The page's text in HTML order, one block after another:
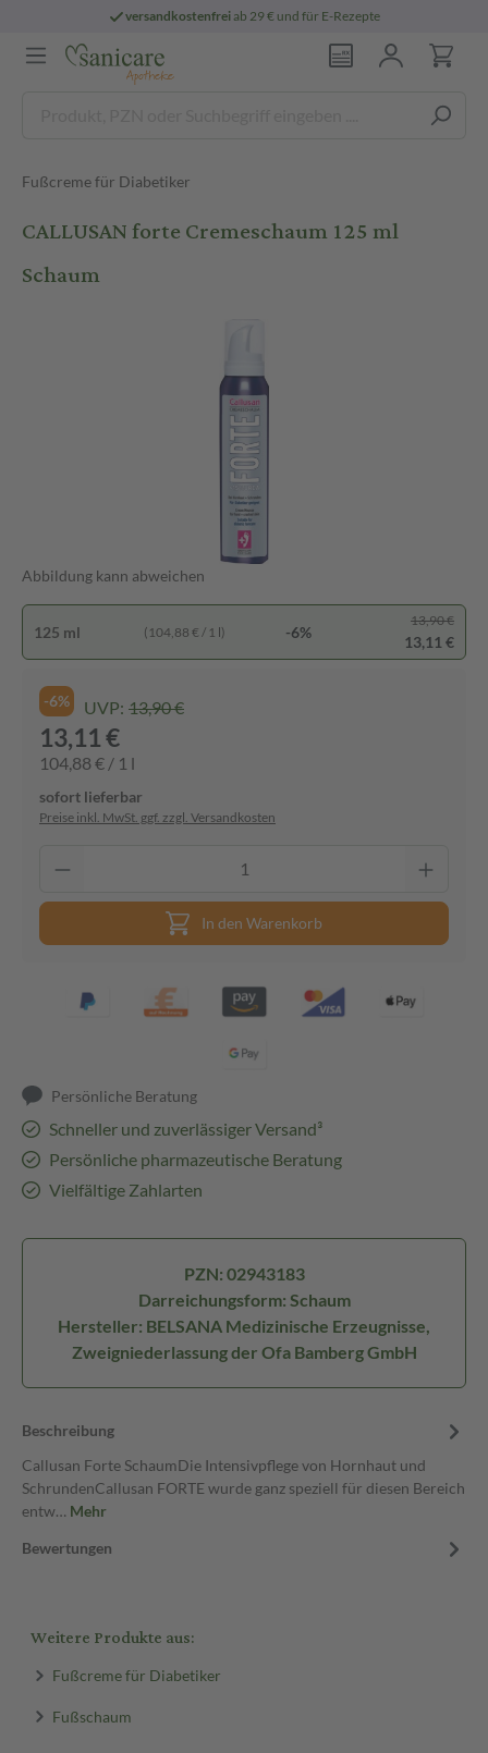
versandkostenfreiab 29 € und für E-Rezepte
Fußcreme für Diabetiker
CALLUSAN forte Cremeschaum 125 ml
Schaum
Abbildung kann abweichen
125 ml (104,88 € / 1 l) -6%
13,90 €
13,11 €
-6% UVP: 13,90 €
13,11 €
104,88 € / 1 l
sofort lieferbar
Preise inkl. MwSt. ggf. zzgl. Versandkosten
In den Warenkorb
Persönliche Beratung
Schneller und zuverlässiger Versand³
Persönliche pharmazeutische Beratung
Vielfältige Zahlarten
PZN: 02943183
Darreichungsform: Schaum
Hersteller: BELSANA Medizinische Erzeugnisse,
Zweigniederlassung der Ofa Bamberg GmbH
Beschreibung
Callusan Forte SchaumDie Intensivpflege von Hornhaut und
SchrundenCallusan FORTE wurde ganz speziell für diesen Bereich
entw… Mehr
Bewertungen
Weitere Produkte aus:
Fußcreme für Diabetiker
Fußschaum